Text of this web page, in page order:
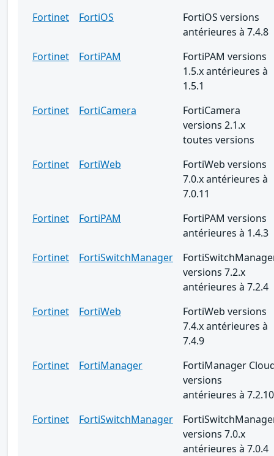
Fortinet
FortiOS
FortiOS versions
antérieures à 7.4.8
Fortinet
FortiPAM
FortiPAM versions
1.5.x antérieures à
1.5.1
Fortinet
FortiCamera
FortiCamera
versions 2.1.x
toutes versions
Fortinet
FortiWeb
FortiWeb versions
7.0.x antérieures à
7.0.11
Fortinet
FortiPAM
FortiPAM versions
antérieures à 1.4.3
Fortinet
FortiSwitchManager
versions 7.2.x
antérieures à 7.2.4
Fortinet
FortiWeb
FortiWeb versions
7.4.x antérieures à
7.4.9
Fortinet
FortiManager
FortiManager
versions
antérieures à 7.2.10
Fortinet
FortiSwitchManager
versions 7.0.x
antérieures à 7.0.4